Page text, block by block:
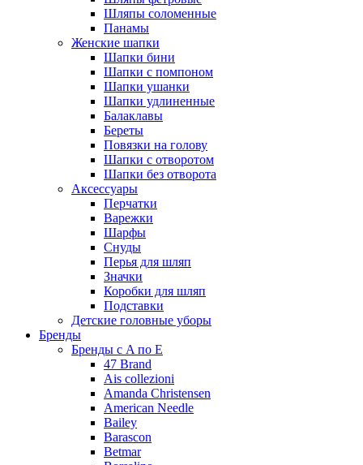
Шляпы соломенные
Панамы
Женские шапки
Шапки бини
Шапки с помпоном
Шапки ушанки
Шапки удлиненные
Балаклавы
Береты
Повязки на голову
Шапки с отворотом
Шапки без отворота
Аксессуары
Перчатки
Варежки
Шарфы
Снуды
Перья для шляп
Значки
Коробки для шляп
Подставки
Детские головные уборы
Бренды
Бренды с A по E
47 Brand
Ais collezioni
Amanda Christensen
American Needle
Bailey
Barascon
Betmar